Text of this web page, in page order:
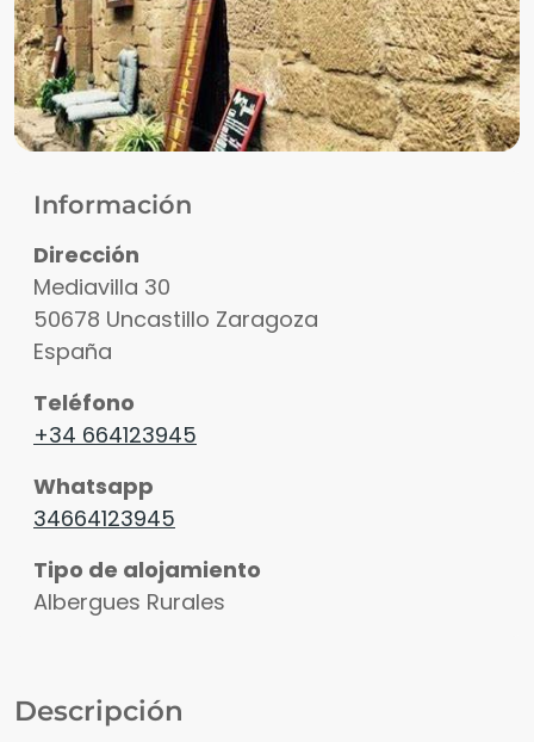
Información
Dirección
Mediavilla 30
50678 Uncastillo Zaragoza
España
Teléfono
+34 664123945
Whatsapp
34664123945
Tipo de alojamiento
Albergues Rurales
Descripción